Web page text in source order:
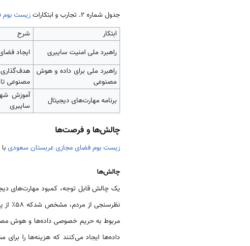
جدول شماره 2. تجارب و ابتکارات
زیست بوم
ابتکار
شرح
راهبرد ملی امنیت سایبری
ایجاد
راهبرد ملی برای داده و هوش
مصنوعی
مصنوعی تا
برنامه مهارت‌های دیجیتال
آموزش
سایبری
چالش‌ها و فرصت‌ها
زیست بوم فضای مجازی عربستان سعودی
چالش‌ها
یک چالش قابل توجه، کمبود مهارت‌های دیجیتال است، به طوری که تنها 17.7٪ از
نظرسنجی از مردم، مشخص شدکه 58٪ از پاسخ دهندگان در عربستان سعودی معتقد بودند که مهارت‌های تخصصی ندارند
مربوط به حریم خصوصی داده‌ها و هوش
داده‌ها ایجاد می‌کنند که هزینه‌ها را